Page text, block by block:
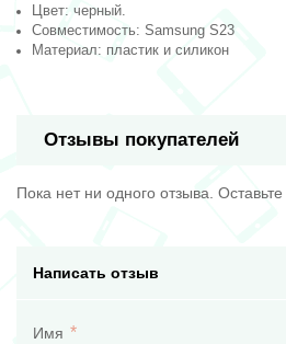
Цвет: черный.
Совместимость: Samsung S23
Материал: пластик и силикон
Отзывы покупателей
Пока нет ни одного отзыва.
Написать отзыв
Имя